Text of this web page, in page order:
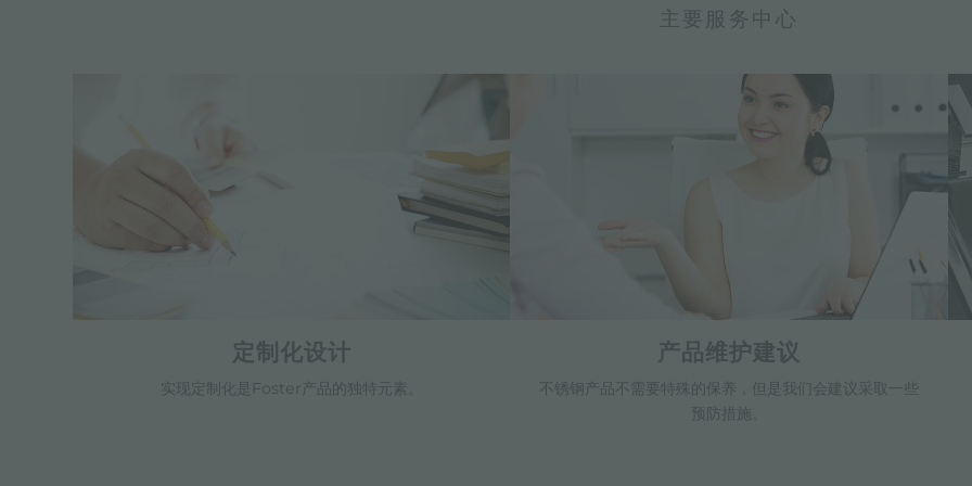
主要服务中心
定制化设计
实现定制化是Foster产品的独特元素。
产品维护建议
不锈钢产品不需要特殊的保养，但是我们会建议采取一些
预防措施。